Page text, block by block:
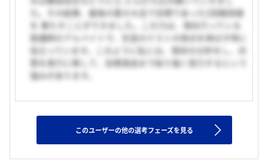
た。その結果、最後の夏の大会で目標であった2回戦突破
を 果たすことができました。この力は、現在行っている
塾講師のアルバイトで、生徒のテストの得点を伸ばす時に
役立っています。このように私には、現状の分析をし、対
策を実行に移して、目標達成まで粘り強く努力するという
強みがあります。
このユーザーの他の選考フェーズを見る